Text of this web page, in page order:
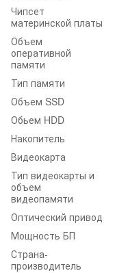
Чипсет
материнской платы
Объем
оперативной
памяти
Тип памяти
Объем SSD
Обьем HDD
Накопитель
Видеокарта
Тип видеокарты и
объем
видеопамяти
Оптический привод
Мощность БП
Страна-
производитель